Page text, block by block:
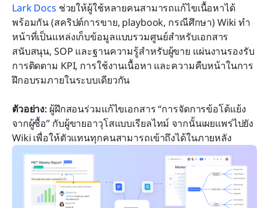
Lark Docs ช่วยให้ผู้ใช้หลายคนสามารถแก้ไขเนื้อหาได้
พร้อมกัน (สคริปต์การขาย, playbook, กรณีศึกษา) Wiki ทำ
หน้าที่เป็นแหล่งเก็บข้อมูลแบบรวมศูนย์สำหรับเอกสาร
สนับสนุน, SOP และฐานความรู้สำหรับผู้ขาย แผ่นงานรองรับ
การติดตาม KPI, การใช้งานเนื้อหา และความคืบหน้าในการ
ฝึกอบรมภายในระบบเดียวกัน
ตัวอย่าง: ผู้ฝึกสอนร่วมแก้ไขเอกสาร “การจัดการข้อโต้แย้ง
จากผู้ซื้อ” กับผู้ขายอาวุโสแบบเรียลไทม์ จากนั้นเผยแพร่ไปยัง
Wiki เพื่อให้ตัวแทนทุกคนสามารถเข้าถึงได้ในภายหลัง